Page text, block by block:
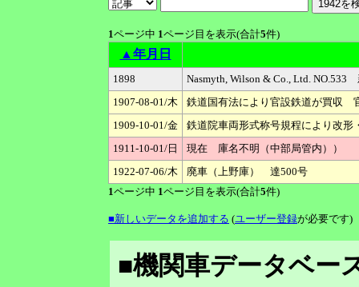
1ページ中 1ページ目を表示(合計5件)
▲年月日
1898
Nasmyth, Wilson & Co., Ltd.
1907-08-01/木
鉄道国有法により官設鉄道が買
1909-10-01/金
鉄道院車両形式称号規程により
1911-10-01/日
現在 庫名不明（中部局管内））
1922-07-06/木
廃車（上野庫） 達500号
1ページ中 1ページ目を表示(合計5件)
■新しいデータを追加する (ユーザー登録が必要です)
■機関車データベー